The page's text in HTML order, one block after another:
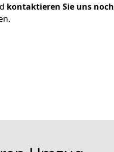
kontaktieren Sie uns noch